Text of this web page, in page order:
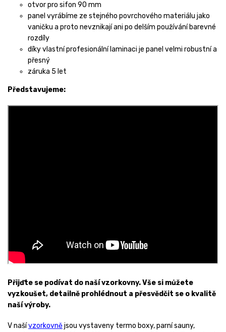
otvor pro sifon 90 mm
panel vyrábíme ze stejného povrchového materiálu jako
vaničku a proto nevznikají ani po delším používání barevné
rozdíly
díky vlastní profesionální laminaci je panel velmi robustní a
přesný
záruka 5 let
Představujeme:
Přijďte se podívat do naší vzorkovny. Vše si můžete
vyzkoušet, detailně prohlédnout a přesvědčit se o kvalitě
naší výroby.
V našívzorkovnějsou vystaveny termo boxy, parní sauny,